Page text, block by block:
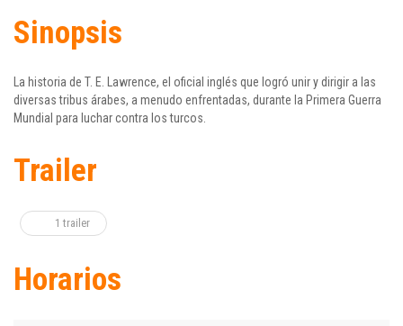
Sinopsis
La historia de T. E. Lawrence, el oficial inglés que logró unir y dirigir a las
diversas tribus árabes, a menudo enfrentadas, durante la Primera Guerra
Mundial para luchar contra los turcos.
Trailer
1 trailer
Horarios